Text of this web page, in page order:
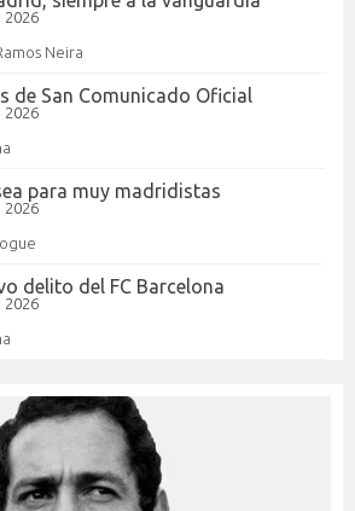
2026
Neira
de San Comunicado Oficial
2026
para muy madridistas
2026
delito del FC Barcelona
2026